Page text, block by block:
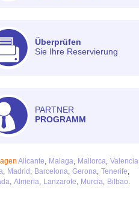
Überprüfen
Sie Ihre Reservierung
PARTNER
PROGRAMM
Alicante Malaga Mallorca Valencia
Madrid Barcelona Gerona Tenerife
Almeria Lanzarote Murcia Bilbao